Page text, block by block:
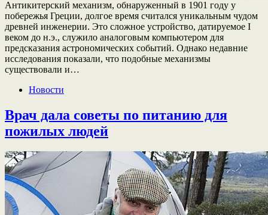
Антикитерский механизм, обнаруженный в 1901 году у
побережья Греции, долгое время считался уникальным чудом
древней инженерии. Это сложное устройство, датируемое I
веком до н.э., служило аналоговым компьютером для
предсказания астрономических событий. Однако недавние
исследования показали, что подобные механизмы
существовали и…
Новости
Врач дала советы по питанию для
пожилых людей